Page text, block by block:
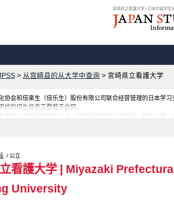
宮崎県立看護大学 | 日本的留学信
> 从宫崎县的从大学中查询 > 宮崎県立看護大学
协会和倍楽生（倍乐生）股份有限公司联合经营管理的日本学
校的招生信息正登载于此网。
看護大学的详细招生信息。有等各学部的不同信息。招收名额
/ 公立
看護大学 | Miyazaki
University